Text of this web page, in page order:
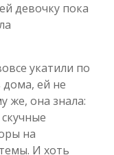
девочку пока
укатили по
дома, ей не
же, она знала:
на
И хоть